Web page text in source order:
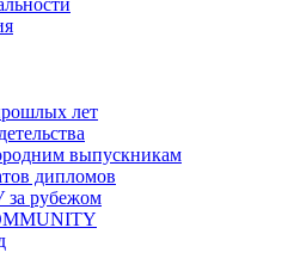
лет
выпускникам
дипломов
рубежом